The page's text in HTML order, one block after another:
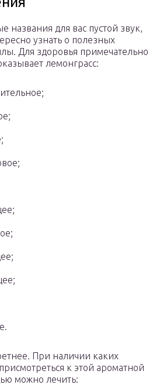
названия для вас пустой звук,
узнать о полезных
Для здоровья примечательно
лемонграсс:
При наличии каких
к этой ароматной
можно лечить: